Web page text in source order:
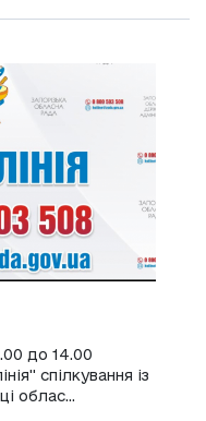
до 14.00
спілкування із
облас...